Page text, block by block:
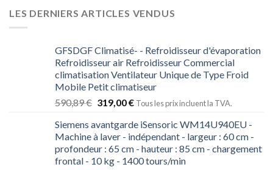
LES DERNIERS ARTICLES VENDUS
GFSDGF Climatisé- - Refroidisseur d'évaporation
Refroidisseur air Refroidisseur Commercial
climatisation Ventilateur Unique de Type Froid
Mobile Petit climatiseur
590,89€ 319,00€ Tous les prix incluent la TVA.
Siemens avantgarde iSensoric WM14U940EU -
Machine à laver - indépendant - largeur : 60 cm -
profondeur : 65 cm - hauteur : 85 cm - chargement
frontal - 10 kg - 1400 tours/min